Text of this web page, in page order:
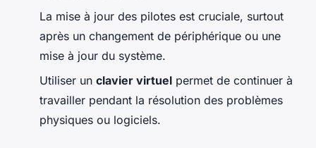
La mise à jour des pilotes est cruciale, surtout
après un changement de périphérique ou une
mise à jour du système.
Utiliser un clavier virtuel permet de continuer à
travailler pendant la résolution des problèmes
physiques ou logiciels.